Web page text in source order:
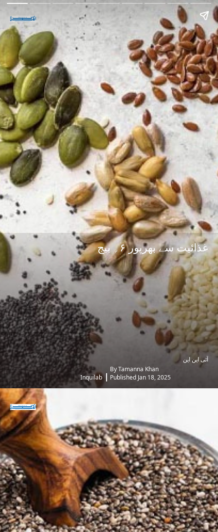
غذائیت سے بھرپور ۶؍ بیج
آئی این این
Inquilab
By Tamanna Khan
Published Jan 18, 2025